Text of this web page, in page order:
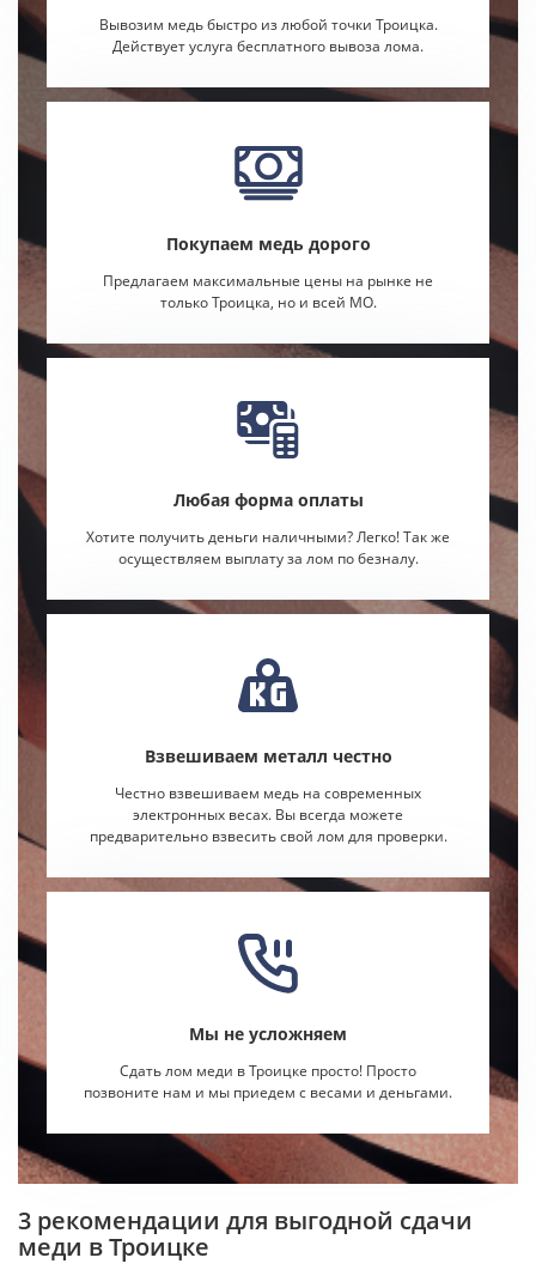
Вывозим медь быстро из любой точки Троицка.
Действует услуга бесплатного вывоза лома.
Покупаем медь дорого
Предлагаем максимальные цены на рынке не
только Троицка, но и всей МО.
Любая форма оплаты
Хотите получить деньги наличными? Легко! Так же
осуществляем выплату за лом по безналу.
Взвешиваем металл честно
Честно взвешиваем медь на современных
электронных весах. Вы всегда можете
предварительно взвесить свой лом для проверки.
Мы не усложняем
Сдать лом меди в Троицке просто! Просто
позвоните нам и мы приедем с весами и деньгами.
3 рекомендации для выгодной сдачи
меди в Троицке